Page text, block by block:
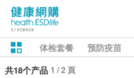
体检套餐 预防疫苗
共18个产品 1 / 2 頁